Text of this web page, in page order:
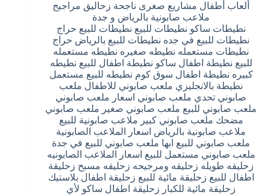
ألعاب أطفال مشاريع صغرى ناجحة زحاليق مراجيح
ملاعب صابونية بالرياض و جدة
نطيطات ساكو نطيطات للبيع نطيطات للبيع حراج
نطيطات للبيع في جده نطيطات للبيع بالرياض حراج
نطيطات مستعمله نطيطه صغيره نطيطه مستعمله
للبيع نطيطة اطفال ساكو نطيطة اطفال للبيع نطيطه
كبيره نطيطة اطفال سوق كوم نطيطه للبيع مستعمل
نطيطة بالانجليزي ملعب صابوني للاطفال ملعب
صابوني تحدي ملعب صابوني اسعار ملعب صابوني
ملعب صابوني للبيع ملعب صابوني صغير ملعب صابوني
مضحك ملعب صابوني كبير ملاعب صابونية للبيع
ملاعب صابونية بالرياض اسعار الملاعب الصابونية
ملعب صابوني للبيع ابها ملعب صابوني للبيع في جدة
ملعب صابوني مستعمل للبيع اسعار الملاعب الصابونيه
زحليقه طويله زحليقه ومرجيحه زحليقه مسبح زحليقة
اطفال للبيع زحليقة مائية للبيع زحليقة اطفال بلاستيك
زحليقة مائية للكبار زحليقة اطفال ساكو لأي